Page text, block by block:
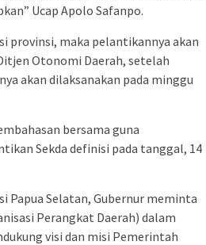
Ucap Apolo Safanpo.
provinsi, maka pelantikannya akan
Otonomi Daerah, setelah
akan dilaksanakan pada minggu
bersama guna
Sekda definisi pada tanggal, 14
Papua Selatan, Gubernur meminta
Perangkat Daerah) dalam
visi dan misi Pemerintah